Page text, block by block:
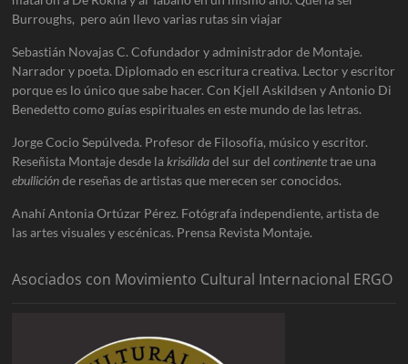
Burroughs, pero aún llevo varias rutas sin viajar
Sebastián Novajas C. Cofundador y administrador de Montaje.
Narrador y poeta. Diplomado en escritura creativa. Lector y escritor
porque es lo único que sabe hacer. Con Kjell Askildsen y Antonio Di
Benedetto como guías espirituales en este mundo de las letras.
Jorge Cocio Sepúlveda. Profesor de Filosofía, músico y escritor.
Reseñista Montaje desde lakrisálidadel sur delcontinentetrae una
ebulliciónde reseñas de artistas que merecen ser conocidos.
Anahí Antonia Ortúzar Pérez. Fotógrafa independiente, artista de
las artes visuales y escénicas. Prensa Revista Montaje.
Asociados con Movimiento Cultural Internacional ERGO